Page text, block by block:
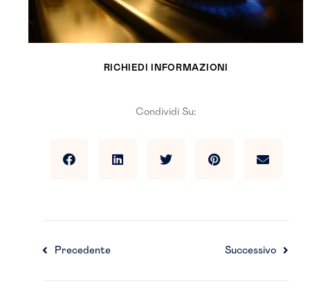
RICHIEDI INFORMAZIONI
Condividi Su:
Precedente Successivo